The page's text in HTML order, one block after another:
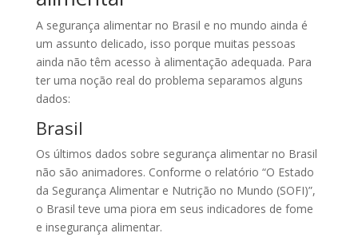
A segurança alimentar no Brasil e no mundo ainda é
um assunto delicado, isso porque muitas pessoas
ainda não têm acesso à alimentação adequada. Para
ter uma noção real do problema separamos alguns
dados:
Brasil
Os últimos dados sobre segurança alimentar no Brasil
não são animadores. Conforme o relatório “O Estado
da Segurança Alimentar e Nutrição no Mundo (SOFI)”,
o Brasil teve uma piora em seus indicadores de fome
e insegurança alimentar.